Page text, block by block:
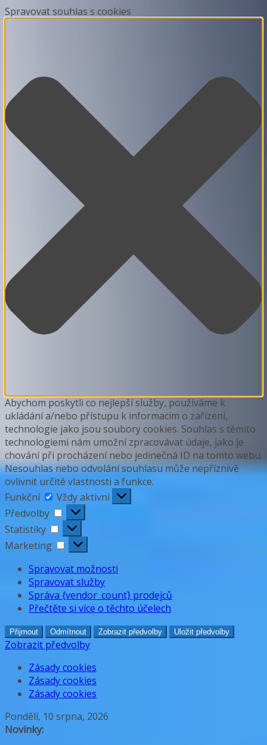
Spravovat souhlas s cookies
Abychom poskytli co nejlepší služby, používáme k
ukládání a/nebo přístupu k informacím o zařízení,
technologie jako jsou soubory cookies. Souhlas s těmito
technologiemi nám umožní zpracovávat údaje, jako je
chování při procházení nebo jedinečná ID na tomto webu.
Nesouhlas nebo odvolání souhlasu může nepříznivě
ovlivnit určité vlastnosti a funkce.
Funkční
Funkční
Vždy aktivní
Předvolby
Předvolby
Statistiky
Statistiky
Marketing
Marketing
Spravovat možnosti
Spravovat služby
Správa {vendor_count} prodejců
Přečtěte si více o těchto účelech
Přijmout Odmítnout Zobrazit předvolby Uložit předvolby
Zobrazit předvolby
Zásady cookies
Zásady cookies
Zásady cookies
Přeskočit
na
Pondělí, 10 srpna, 2026
Novinky: